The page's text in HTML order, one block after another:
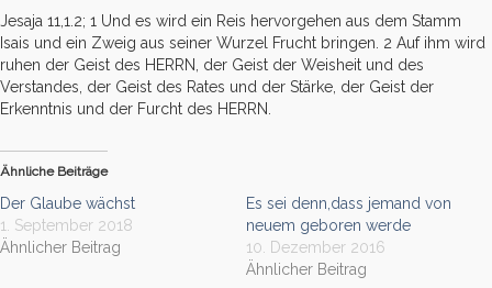
Jesaja 11,1.2; 1 Und es wird ein Reis hervorgehen aus dem Stamm
Isais und ein Zweig aus seiner Wurzel Frucht bringen. 2 Auf ihm wird
ruhen der Geist des HERRN, der Geist der Weisheit und des
Verstandes, der Geist des Rates und der Stärke, der Geist der
Erkenntnis und der Furcht des HERRN.
Ähnliche Beiträge
Der Glaube wächst
1. September 2018
Ähnlicher Beitrag
Es sei denn,dass jemand von
neuem geboren werde
10. Dezember 2016
Ähnlicher Beitrag